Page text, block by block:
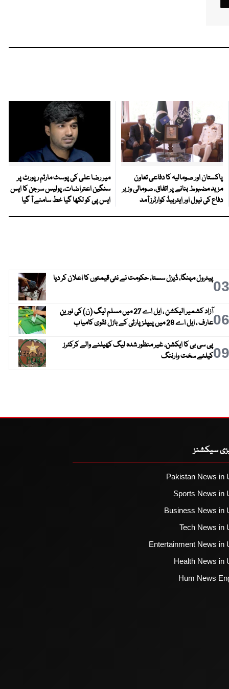
پاکستان اور صومالیہ کا دفاعی تعاون
مزید مضبوط بنانے پر اتفاق، صومالی وزیر
دفاع کی نیول اور ایئرہیڈ کوارٹرز آمد
میر رضا علی کی پوسٹ مارٹم رپورٹ پر
سنگین اعتراضات، پولیس سرجن کا ایس
ایس پی کو لکھا گیا خط سامنے آ گیا
03پیٹرول مہنگا، ڈیزل سستا، حکومت نے نئی قیمتوں کا اعلان کر دیا
06
آزاد کشمیر الیکشن ، ایل اے 27 میں مسلم لیگ (ن) کی نورین
عارف ، ایل اے 28 میں پیپلز پارٹی کے بازل نقوی کامیاب
09پی سی بی کا ایکشن، غیر منظور شدہ لیگ کھیلنے والے کرکٹرز
کیلئے سخت وارننگ
سیکشنز
Pakistan News in
Sports News in
Business News in
Tech News in
Entertainment News in
Health News in
Hum News